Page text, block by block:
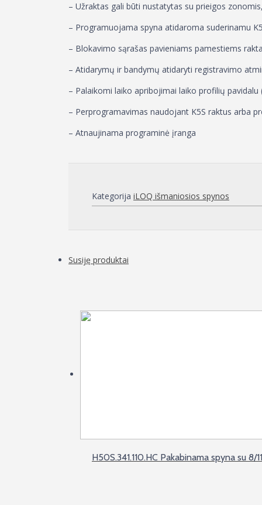
– Užraktas gali būti nustatytas su prieigos
– Programuojama spyna atidaroma suderinamu
– Blokavimo sąrašas pavieniams pamestiems
– Atidarymų ir bandymų atidaryti registravimo
– Palaikomi laiko apribojimai laiko profilių pavidalu
– Perprogramavimas naudojant K5S raktus arba
– Atnaujinama programinė įranga
Kategorija iLOQ išmaniosios spynos
Susiję produktai
H50S.341.110.HC Pakabinama spyna su